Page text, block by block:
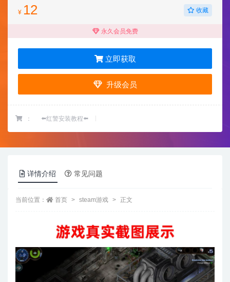
¥ 12 收藏
永久会员免费
立即获取
升级会员
： ⬅️红警安装教程⬅️
详情介绍 常见问题
当前位置： 首页 steam游戏 正文